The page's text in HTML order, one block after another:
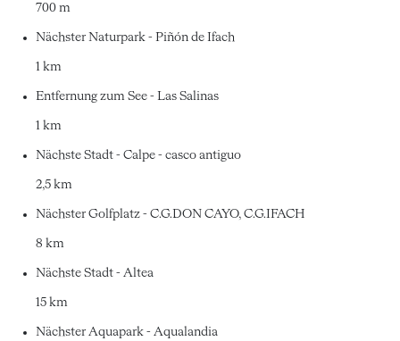
700 m
Nächster Naturpark - Piñón de Ifach
1 km
Entfernung zum See - Las Salinas
1 km
Nächste Stadt - Calpe - casco antiguo
2,5 km
Nächster Golfplatz - C.G.DON CAYO, C.G.IFACH
8 km
Nächste Stadt - Altea
15 km
Nächster Aquapark - Aqualandia